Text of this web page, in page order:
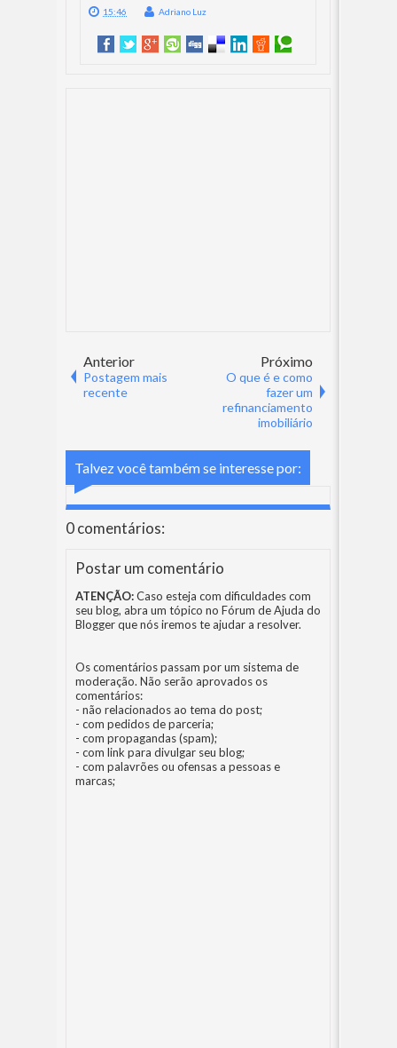
15:46 Adriano Luz
Anterior
Postagem mais
recente
Próximo
O que é e como
fazer um
refinanciamento
imobiliário
Talvez você também se interesse por:
0 comentários:
Postar um comentário
ATENÇÃO:Caso esteja com dificuldades com
seu blog, abra um tópico no Fórum de Ajuda do
Bloggerque nós iremos te ajudar a resolver.
Os comentários passam por um sistema de
moderação. Não serão aprovados os
comentários:
- não relacionados ao tema do post;
- com pedidos de parceria;
- com propagandas (spam);
- com link para divulgar seu blog;
- com palavrões ou ofensas a pessoas e
marcas;